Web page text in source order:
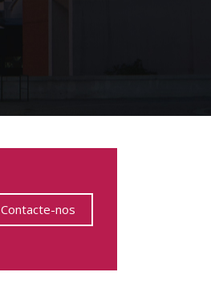
Contacte-nos